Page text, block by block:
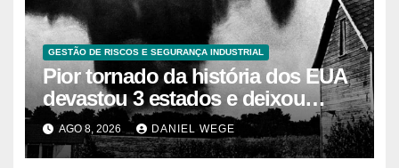
GESTÃO DE RISCOS E SEGURANÇA INDUSTRIAL
Pior tornado da história dos EUA
devastou 3 estados e deixou
centenas de mortos
AGO 8, 2026 DANIEL WEGE